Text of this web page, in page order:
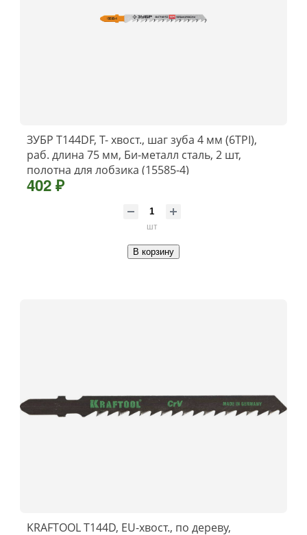
ЗУБР T144DF, Т- хвост., шаг зуба 4 мм (6TPI),
раб. длина 75 мм, Би-металл сталь, 2 шт,
полотна для лобзика (15585-4)
402 ₽
шт
В корзину
KRAFTOOL T144D, EU-хвост., по дереву,